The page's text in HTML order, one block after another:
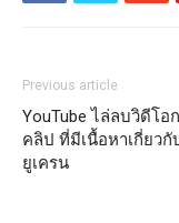
Previous article
YouTube ไล่ลบวิดีโอ
คลิป ที่มีเนื้อหาเกี่ยวกั
ยูเครน